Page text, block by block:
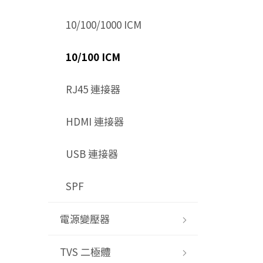
10/100/1000 ICM
10/100 ICM
RJ45 連接器
HDMI 連接器
USB 連接器
SPF
電源變壓器
TVS 二極體